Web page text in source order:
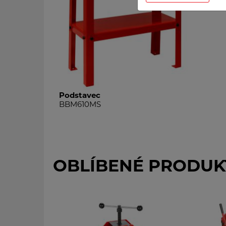
Podstavec
BBM610MS
OBLÍBENÉ